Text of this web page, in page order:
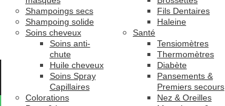
Shampoings secs
Shampoing solide
Soins cheveux
Soins anti-
chute
Huile cheveux
Soins Spray
Capillaires
Colorations
Fils Dentaires
Haleine
Santé
Tensiomètres
Thermomètres
Diabète
Pansements &
Premiers secours
Nez & Oreilles